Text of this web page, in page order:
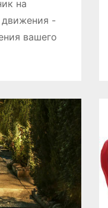
на
движения -
вашего